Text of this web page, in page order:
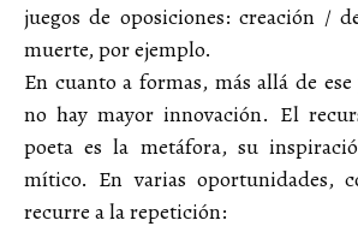
juegos de oposiciones: creación /
muerte, por ejemplo.
En cuanto a formas, más allá de ese
no hay mayor innovación. El
poeta es la metáfora, su
mítico. En varias oportunidades,
recurre a la repetición: